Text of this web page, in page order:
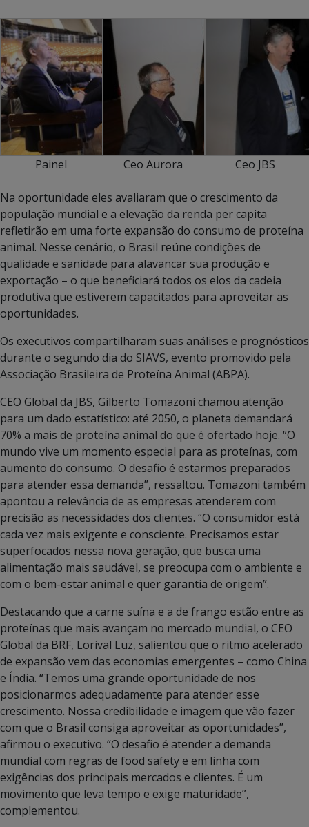
Painel Ceo Aurora Ceo JBS
Na oportunidade eles avaliaram que o crescimento da
população mundial e a elevação da renda per capita
refletirão em uma forte expansão do consumo de proteína
animal. Nesse cenário, o Brasil reúne condições de
qualidade e sanidade para alavancar sua produção e
exportação – o que beneficiará todos os elos da cadeia
produtiva que estiverem capacitados para aproveitar as
oportunidades.
Os executivos compartilharam suas análises e prognósticos
durante o segundo dia do SIAVS, evento promovido pela
Associação Brasileira de Proteína Animal (ABPA).
CEO Global da JBS, Gilberto Tomazoni chamou atenção
para um dado estatístico: até 2050, o planeta demandará
70% a mais de proteína animal do que é ofertado hoje. “O
mundo vive um momento especial para as proteínas, com
aumento do consumo. O desafio é estarmos preparados
para atender essa demanda”, ressaltou. Tomazoni também
apontou a relevância de as empresas atenderem com
precisão as necessidades dos clientes. “O consumidor está
cada vez mais exigente e consciente. Precisamos estar
superfocados nessa nova geração, que busca uma
alimentação mais saudável, se preocupa com o ambiente e
com o bem-estar animal e quer garantia de origem”.
Destacando que a carne suína e a de frango estão entre as
proteínas que mais avançam no mercado mundial, o CEO
Global da BRF, Lorival Luz, salientou que o ritmo acelerado
de expansão vem das economias emergentes – como China
e Índia. “Temos uma grande oportunidade de nos
posicionarmos adequadamente para atender esse
crescimento. Nossa credibilidade e imagem que vão fazer
com que o Brasil consiga aproveitar as oportunidades”,
afirmou o executivo. “O desafio é atender a demanda
mundial com regras de food safety e em linha com
exigências dos principais mercados e clientes. É um
movimento que leva tempo e exige maturidade”,
complementou.